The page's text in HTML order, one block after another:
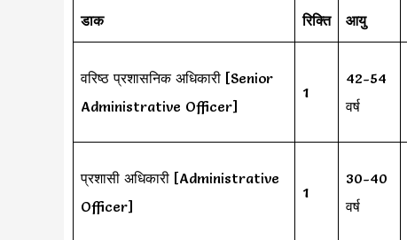
डाक रिक्ति आयु
वरिष्ठ प्रशासनिक अधिकारी [Senior
Administrative Officer]
1
42-54
वर्ष
प्रशासी अधिकारी [Administrative
Officer]
1
30-40
वर्ष